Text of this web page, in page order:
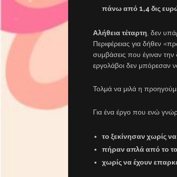
πάνω από 1,4 δις
Αλήθεια τέταρτη , δεν
Περιφέρειας για δήθεν
συμβάσεις που έγιναν την
εργολάβοι δεν μπόρεσαν
Τολμά να μιλά η
Για ένα έργο που ενώ
το ξεκίνησαν χωρίς
πήραν απλά από το
χωρίς να έχουν